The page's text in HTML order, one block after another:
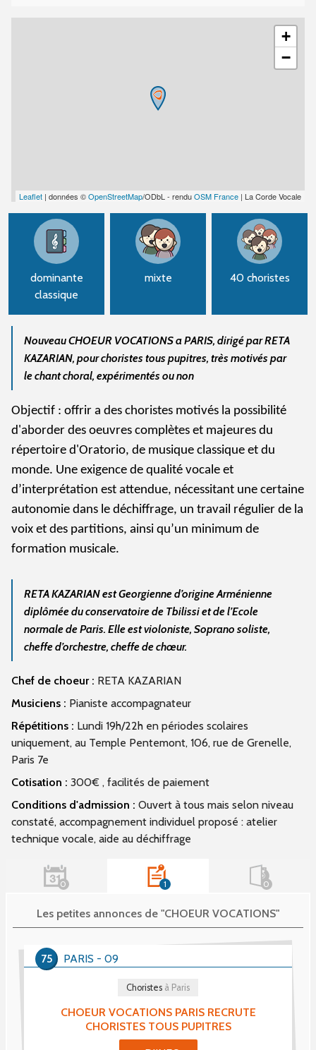
+
−
Leaflet | données ©OpenStreetMap/ODbL - renduOSM France | La Corde Vocale
dominante
classique
mixte 40 choristes
Nouveau CHOEUR VOCATIONS a PARIS, dirigé par RETA
KAZARIAN, pour choristes tous pupitres, très motivés par
le chant choral, expérimentés ou non
Objectif : offrir a des choristes motivés la possibilité
d'aborder des oeuvres complètes et majeures du
répertoire d'Oratorio, de musique classique et du
monde. Une exigence de qualité vocale et
d’interprétation est attendue, nécessitant une certaine
autonomie dans le déchiffrage, un travail régulier de la
voix et des partitions, ainsi qu’un minimum de
formation musicale.
RETA KAZARIAN est Georgienne d’origine Arménienne
diplômée du conservatoire de Tbilissi et de l’Ecole
normale de Paris. Elle est violoniste, Soprano soliste,
cheffe d’orchestre, cheffe de chœur.
Chef de choeur : RETA KAZARIAN
Musiciens : Pianiste accompagnateur
Répétitions : Lundi 19h/22h en périodes scolaires
uniquement, au Temple Pentemont, 106, rue de Grenelle,
Paris 7e
Cotisation : 300€ , facilités de paiement
Conditions d'admission : Ouvert à tous mais selon niveau
constaté, accompagnement individuel proposé : atelier
technique vocale, aide au déchiffrage
0 1
Les petites annonces de "CHOEUR VOCATIONS"
CHOEUR VOCATIONS PARIS RECRUTE
CHORISTES TOUS PUPITRES
Choristes à Paris
PARIS - 09
75
0